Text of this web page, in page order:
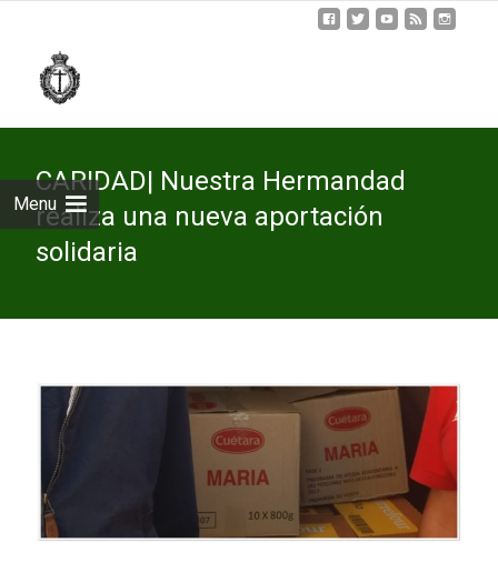
Menu
CARIDAD| Nuestra Hermandad
realiza una nueva aportación
solidaria